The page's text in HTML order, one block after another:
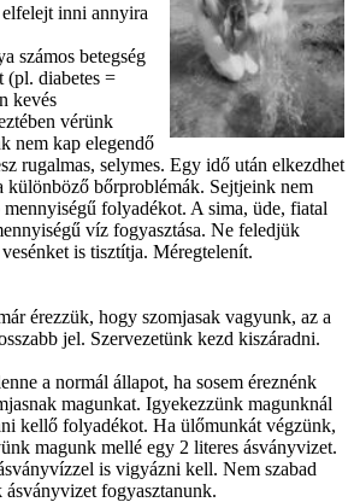
inni annyira
számos betegség
(pl. diabetes =
kevés
vérünk
nem kap elegendő
rugalmas, selymes. Egy idő után elkezdhet
különböző bőrproblémák. Sejtjeink nem
folyadékot. A sima, üde, fiatal
víz fogyasztása. Ne feledjük
is tisztítja. Méregtelenít.
érezzük, hogy szomjasak vagyunk, az a
jel. Szervezetünk kezd kiszáradni.
a normál állapot, ha sosem éreznénk
magunkat. Igyekezzünk magunknál
kellő folyadékot. Ha ülőmunkát végzünk,
magunk mellé egy 2 literes ásványvizet.
is vigyázni kell. Nem szabad
ásványvizet fogyasztanunk.